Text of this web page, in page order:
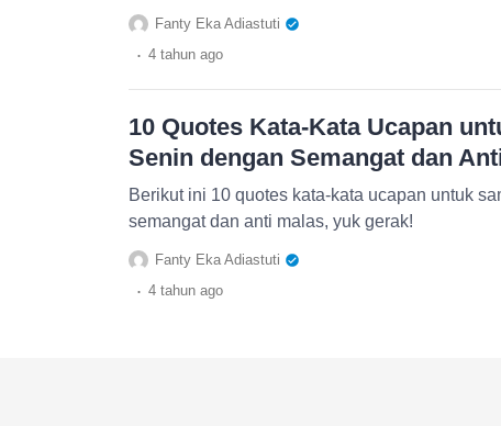
Fanty Eka Adiastuti
. 4 tahun ago
10 Quotes Kata-Kata Ucapan
Senin dengan Semangat dan
Berikut ini 10 quotes kata-kata ucapan untuk
semangat dan anti malas, yuk gerak!
Fanty Eka Adiastuti
. 4 tahun ago